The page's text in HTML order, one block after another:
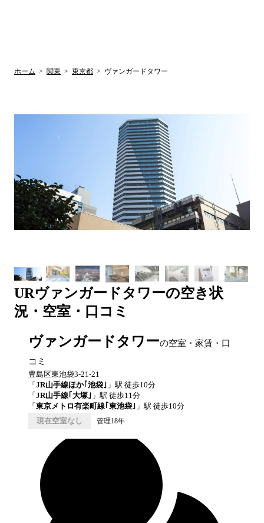
ホーム > 関東 > 東京都 > ヴァンガードタワー
URヴァンガードタワーの空き状
況・空室・口コミ
ヴァンガードタワーの空室・家賃・口
コミ
豊島区東池袋3-21-21
「 JR山手線ほか｢池袋｣ 」駅 徒歩10分
「 JR山手線｢大塚｣ 」駅 徒歩11分
「 東京メトロ有楽町線｢東池袋｣ 」駅 徒歩10分
現在空室なし
管理18年